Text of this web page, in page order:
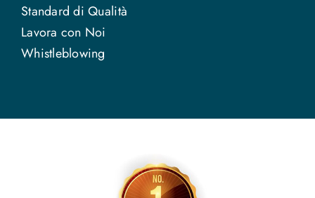
Standard di Qualità
Lavora con Noi
Whistleblowing